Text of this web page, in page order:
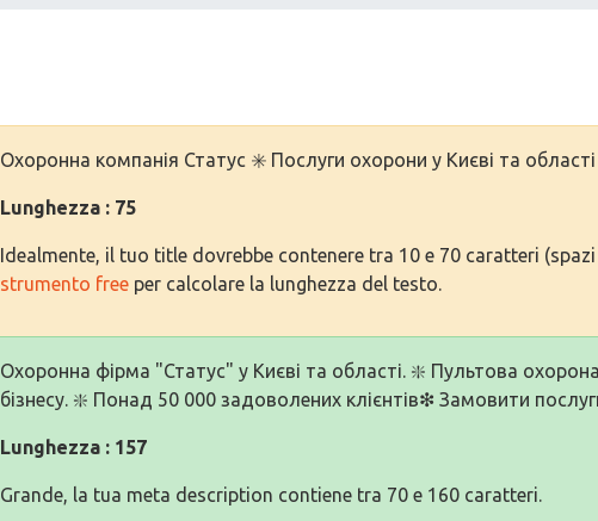
Охоронна компанія Статус ✳️ Послуги охорони у Києві та
Lunghezza : 75
Idealmente, il tuo title dovrebbe contenere tra 10 e 70 caratteri (spazi
strumento free per calcolare la lunghezza del testo.
Охоронна фірма "Статус" у Києві та області. ❇️ Пультова
бізнесу. ❇️ Понад 50 000 задоволених клієнтів❇ Замовити
Lunghezza : 157
Grande, la tua meta description contiene tra 70 e 160 caratteri.